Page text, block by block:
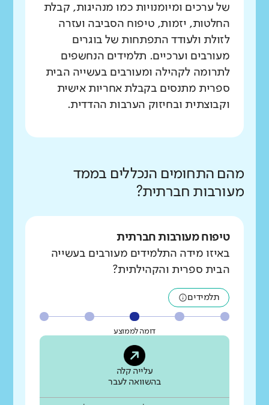
של ערכים ומיומנויות כמו מנהיגות, קבלת
החלטות, יזמות, טיפוח הסביבה ועזרה
לזולת ולעודד התפתחות של בוגרים
מעורבים וערכיים. תלמידים הנחשפים
לתרומה לקהילה ומעורבים בעשייה הבית
ספרית מתנסים בקבלת אחריות אישית
וקבוצתית ובחיזוק הערבות ההדדית.
מהם התחומים הנכללים בממד
מעורבות חברתית?
טיפוח מעורבות חברתית
באיזו מידה התלמידים מעורבים בעשייה
הבית ספרית והקהילתית?
תלמידים
דומה לממוצע
עלייה קלה
בהשוואה לעבר